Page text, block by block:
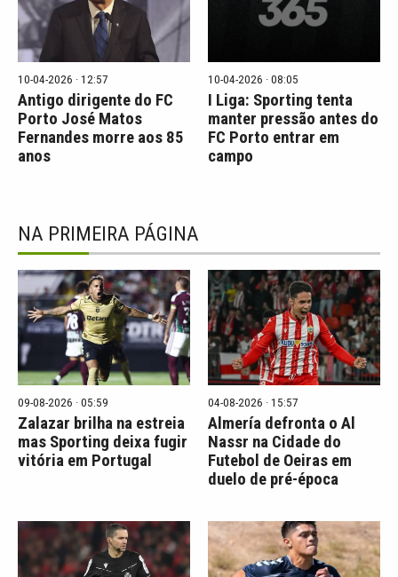
10-04-2026 · 12:57
Antigo dirigente do FC
Porto José Matos
Fernandes morre aos 85
anos
10-04-2026 · 08:05
I Liga: Sporting tenta
manter pressão antes do
FC Porto entrar em
campo
NA PRIMEIRA PÁGINA
09-08-2026 · 05:59
Zalazar brilha na estreia
mas Sporting deixa fugir
vitória em Portugal
04-08-2026 · 15:57
Almería defronta o Al
Nassr na Cidade do
Futebol de Oeiras em
duelo de pré-época